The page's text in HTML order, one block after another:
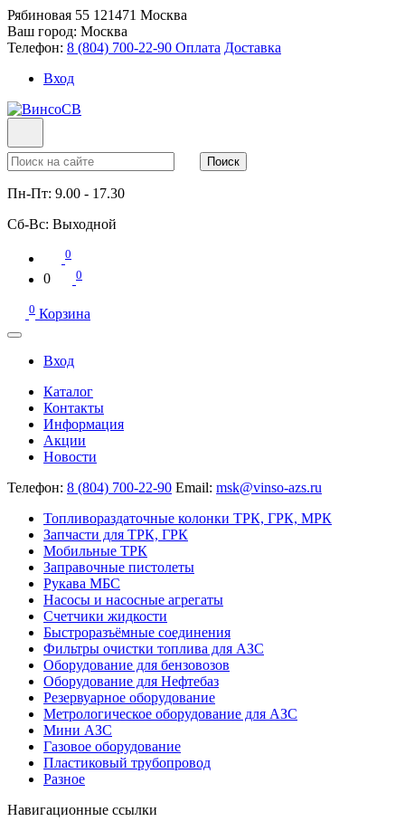
Рябиновая 55 121471 Москва
Ваш город: Москва
Телефон: 8 (804) 700-22-90 Оплата Доставка
Вход
Поиск
Пн-Пт: 9.00 - 17.30
Сб-Вс: Выходной
0
0 0
0 Корзина
Вход
Каталог
Контакты
Информация
Акции
Новости
Телефон: 8 (804) 700-22-90 Email: msk@vinso-azs.ru
Топливораздаточные колонки ТРК, ГРК, МРК
Запчасти для ТРК, ГРК
Мобильные ТРК
Заправочные пистолеты
Рукава МБС
Насосы и насосные агрегаты
Счетчики жидкости
Быстроразъёмные соединения
Фильтры очистки топлива для АЗС
Оборудование для бензовозов
Оборудование для Нефтебаз
Резервуарное оборудование
Метрологическое оборудование для АЗС
Мини АЗС
Газовое оборудование
Пластиковый трубопровод
Разное
Навигационные ссылки